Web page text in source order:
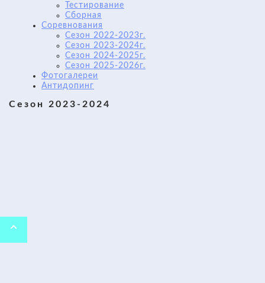
Тестирование
Сборная
Соревнования
Сезон 2022-2023г.
Сезон 2023-2024г.
Сезон 2024-2025г.
Сезон 2025-2026г.
Фотогалереи
Антидопинг
Сезон 2023-2024